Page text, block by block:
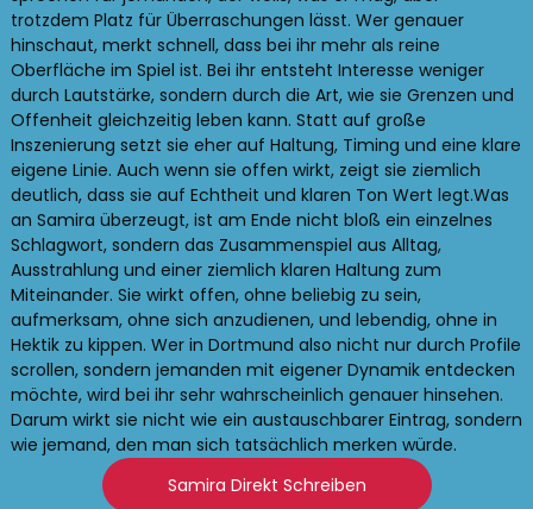
trotzdem Platz für Überraschungen lässt. Wer genauer
hinschaut, merkt schnell, dass bei ihr mehr als reine
Oberfläche im Spiel ist. Bei ihr entsteht Interesse weniger
durch Lautstärke, sondern durch die Art, wie sie Grenzen und
Offenheit gleichzeitig leben kann. Statt auf große
Inszenierung setzt sie eher auf Haltung, Timing und eine klare
eigene Linie. Auch wenn sie offen wirkt, zeigt sie ziemlich
deutlich, dass sie auf Echtheit und klaren Ton Wert legt.Was
an Samira überzeugt, ist am Ende nicht bloß ein einzelnes
Schlagwort, sondern das Zusammenspiel aus Alltag,
Ausstrahlung und einer ziemlich klaren Haltung zum
Miteinander. Sie wirkt offen, ohne beliebig zu sein,
aufmerksam, ohne sich anzudienen, und lebendig, ohne in
Hektik zu kippen. Wer in Dortmund also nicht nur durch Profile
scrollen, sondern jemanden mit eigener Dynamik entdecken
möchte, wird bei ihr sehr wahrscheinlich genauer hinsehen.
Darum wirkt sie nicht wie ein austauschbarer Eintrag, sondern
wie jemand, den man sich tatsächlich merken würde.
Samira Direkt Schreiben